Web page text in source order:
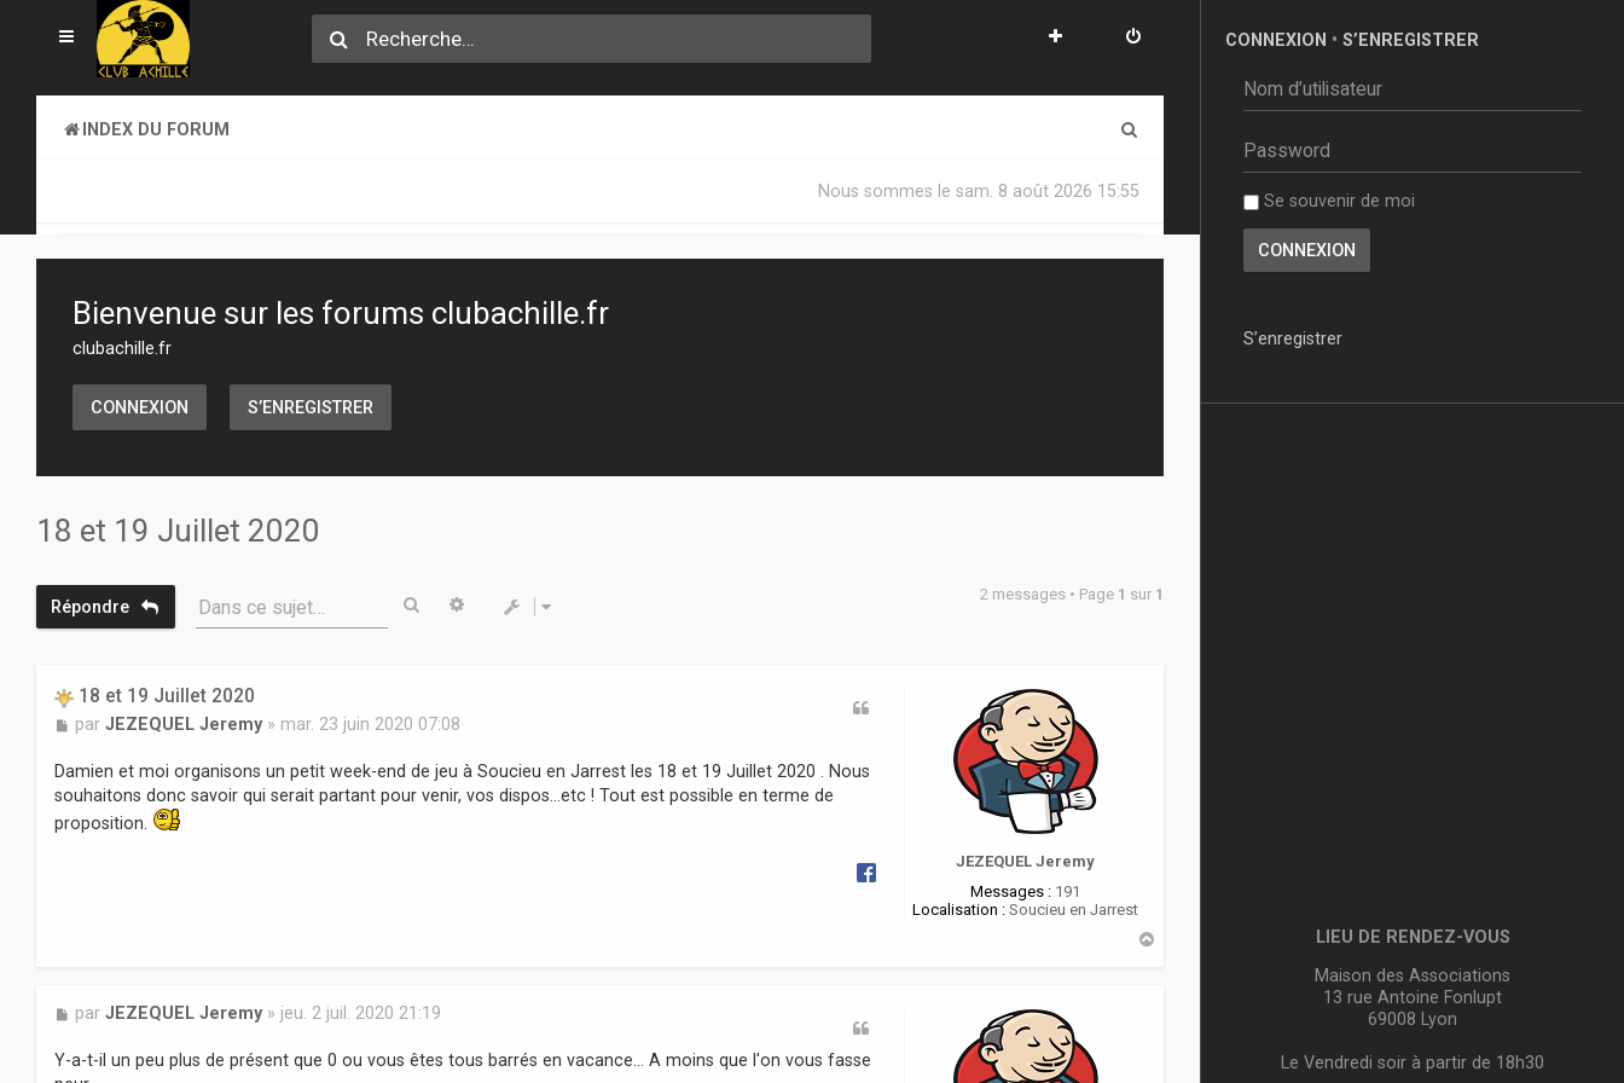
INDEX DU FORUM
Nous sommes le sam. 8 août 2026 15:55
Bienvenue sur les forums clubachille.fr
clubachille.fr
CONNEXION S’ENREGISTRER
18 et 19 Juillet 2020
Répondre Dans ce sujet… RechercherRecherche avancée 2 messages • Page 1 sur 1
JEZEQUEL Jeremy
Messages : 191
Localisation : Soucieu en Jarrest
18 et 19 Juillet 2020
M
s
s
a
g
par JEZEQUEL Jeremy» mar. 23 juin 2020 07:08
Damien et moi organisons un petit week-end de jeu à Soucieu en Jarrest les 18 et 19 Juillet 2020 . Nous
souhaitons donc savoir qui serait partant pour venir, vos dispos...etc ! Tout est possible en terme de
proposition.
M
s
par JEZEQUEL Jeremy» jeu. 2 juil. 2020 21:19
Y-a-t-il un peu plus de présent que 0 ou vous êtes tous barrés en vacance... A moins que l'on vous fasse
CONNEXION • S’ENREGISTRER
Se souvenir de moi
S’enregistrer
LIEU DE RENDEZ-VOUS
Maison des Associations
13 rue Antoine Fonlupt
69008 Lyon
Le Vendredi soir à partir de 18h30